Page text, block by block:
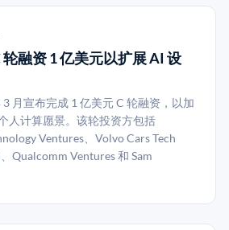
轮融资 1 亿美元以扩展 AI 设
月宣布完成 1 亿美元 C 轮融资，以加
人计算愿景。该轮投资方包括
Ventures、Volvo Cars Tech
Qualcomm Ventures 和 Sam